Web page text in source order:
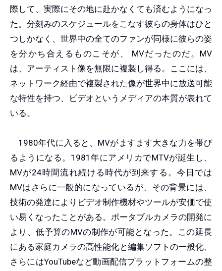
際して、実際にその地に赴かなくても済むようになっ
た。分刻みのスケジュールをこなす彼らの身体はひと
つしかなく、世界中の全てのファンが同様に彼らの姿
を分かち合えるものこそが、 MVだったのだ。MV
は、アーティスト像を無限に複製し得る。ここには、
ネットワーク経由で複製された像が世界中に放送可能
な特性を持つ、ビデオというメディアの本質が表れて
いる。
1980年代に入ると、MVがますます大きな力を帯び
るようになる。1981年にアメリカでMTVが誕生し、
MVが24時間流れ続ける時代が到来する。今日では
MVはさらに一般的になっているが、その背景には、
技術の発達によりビデオ制作機材やツールが安価で使
い易くなったことがある。ポータブルカメラの開発に
より、低予算のMVの制作が可能となった。この延長
にある家庭カメラの高性能化と編集ソフトの一般化、
さらにはYouTubeなど動画配信プラットフォームの整